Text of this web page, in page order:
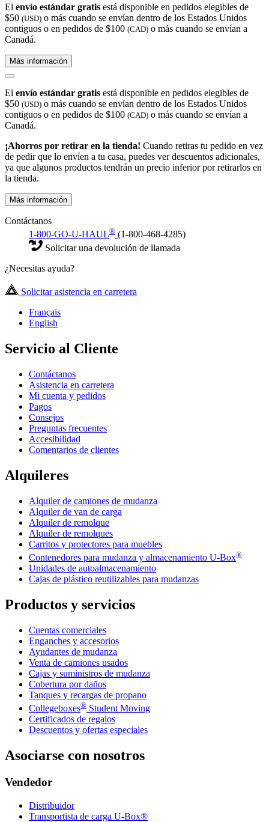
El envío estándar gratis está disponible en pedidos elegibles de
$50 (USD) o más cuando se envían dentro de los Estados Unidos
contiguos o en pedidos de $100 (CAD) o más cuando se envían a
Canadá.
Más información
El envío estándar gratis está disponible en pedidos elegibles de
$50 (USD) o más cuando se envían dentro de los Estados Unidos
contiguos o en pedidos de $100 (CAD) o más cuando se envían a
Canadá.
¡Ahorros por retirar en la tienda! Cuando retiras tu pedido en vez
de pedir que lo envíen a tu casa, puedes ver descuentos adicionales,
ya que algunos productos tendrán un precio inferior por retirarlos en
la tienda.
Más información
Contáctanos
1-800-GO-U-HAUL® (1-800-468-4285)
Solicitar una devolución de llamada
¿Necesitas ayuda?
Solicitar asistencia en carretera
Français
English
Servicio al Cliente
Contáctanos
Asistencia en carretera
Mi cuenta y pedidos
Pagos
Consejos
Preguntas frecuentes
Accesibilidad
Comentarios de clientes
Alquileres
Alquiler de camiones de mudanza
Alquiler de van de carga
Alquiler de remolque
Alquiler de remolques
Carritos y protectores para muebles
Contenedores para mudanza y almacenamiento U-Box®
Unidades de autoalmacenamiento
Cajas de plástico reutilizables para mudanzas
Productos y servicios
Cuentas comerciales
Enganches y accesorios
Ayudantes de mudanza
Venta de camiones usados
Cajas y suministros de mudanza
Cobertura por daños
Tanques y recargas de propano
Collegeboxes® Student Moving
Certificados de regalos
Descuentos y ofertas especiales
Asociarse con nosotros
Vendedor
Distribuidor
Transportista de carga U-Box®